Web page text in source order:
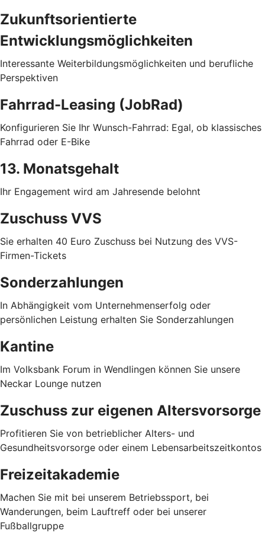
Zukunftsorientierte
Entwicklungsmöglichkeiten
Interessante Weiterbildungsmöglichkeiten und berufliche
Perspektiven
Fahrrad-Leasing (JobRad)
Konfigurieren Sie Ihr Wunsch-Fahrrad: Egal, ob klassisches
Fahrrad oder E-Bike
13. Monatsgehalt
Ihr Engagement wird am Jahresende belohnt
Zuschuss VVS
Sie erhalten 40 Euro Zuschuss bei Nutzung des VVS-
Firmen-Tickets
Sonderzahlungen
In Abhängigkeit vom Unternehmenserfolg oder
persönlichen Leistung erhalten Sie Sonderzahlungen
Kantine
Im Volksbank Forum in Wendlingen können Sie unsere
Neckar Lounge nutzen
Zuschuss zur eigenen Altersvorsorge
Profitieren Sie von betrieblicher Alters- und
Gesundheitsvorsorge oder einem Lebensarbeitszeitkontos
Freizeitakademie
Machen Sie mit bei unserem Betriebssport, bei
Wanderungen, beim Lauftreff oder bei unserer
Fußballgruppe